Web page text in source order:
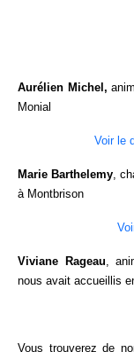
Aurélien Michel,
Monial
Voir le
Marie Barthelemy,
à Montbrison
Viviane Rageau,
nous avait accueillis
Vous trouverez de